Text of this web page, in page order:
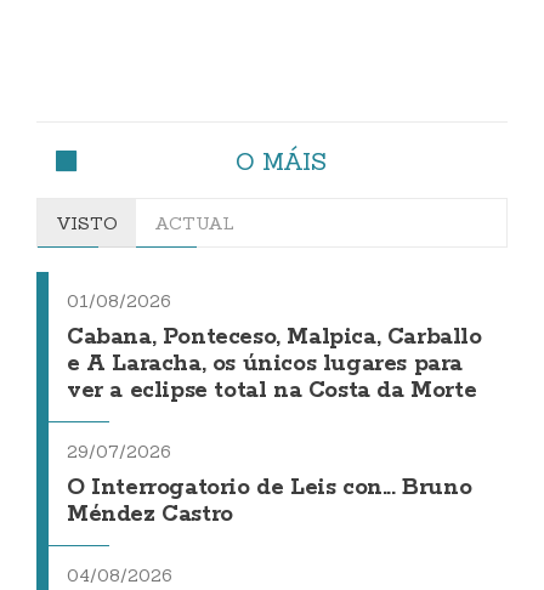
O MÁIS
VISTO ACTUAL
01/08/2026
Cabana, Ponteceso, Malpica, Carballo
e A Laracha, os únicos lugares para
ver a eclipse total na Costa da Morte
29/07/2026
O Interrogatorio de Leis con... Bruno
Méndez Castro
04/08/2026